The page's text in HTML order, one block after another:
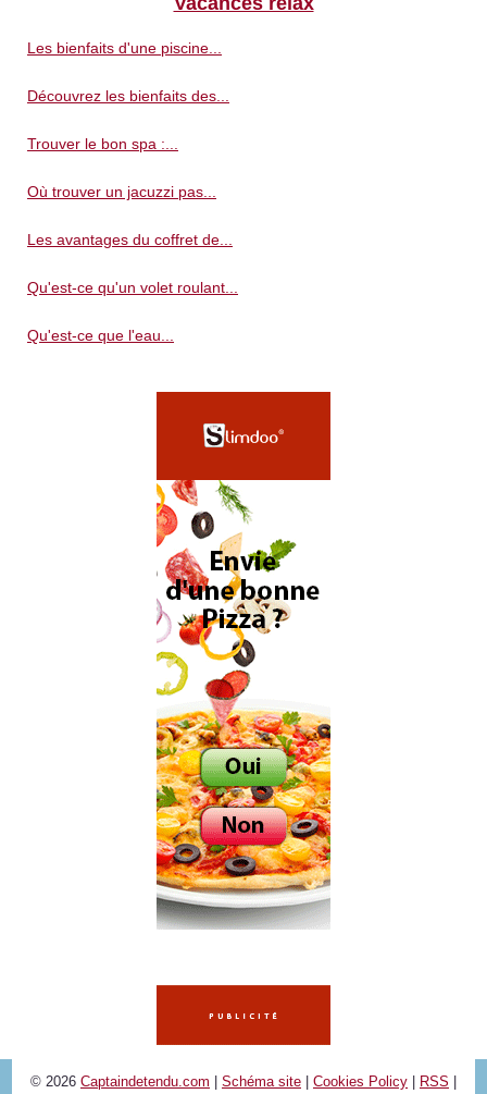
Les bienfaits d'une piscine...
Découvrez les bienfaits des...
Trouver le bon spa :...
Où trouver un jacuzzi pas...
Les avantages du coffret de...
Qu'est-ce qu'un volet roulant...
Qu'est-ce que l'eau...
© 2026 Captaindetendu.com Schéma site Cookies Policy RSS